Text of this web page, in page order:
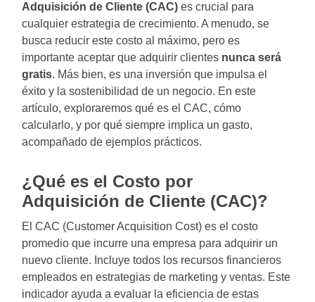
Adquisición de Cliente (CAC) es crucial para
cualquier estrategia de crecimiento. A menudo, se
busca reducir este costo al máximo, pero es
importante aceptar que adquirir clientes nunca será
gratis. Más bien, es una inversión que impulsa el
éxito y la sostenibilidad de un negocio. En este
artículo, exploraremos qué es el CAC, cómo
calcularlo, y por qué siempre implica un gasto,
acompañado de ejemplos prácticos.
¿Qué es el Costo por
Adquisición de Cliente (CAC)?
El CAC (Customer Acquisition Cost) es el costo
promedio que incurre una empresa para adquirir un
nuevo cliente. Incluye todos los recursos financieros
empleados en estrategias de marketing y ventas. Este
indicador ayuda a evaluar la eficiencia de estas